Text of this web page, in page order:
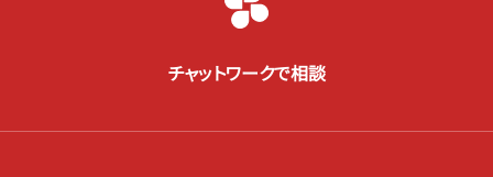
チャットワークで相談